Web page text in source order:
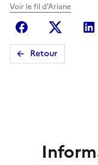
Voir le fil d'Ariane
FacebookX
Retour